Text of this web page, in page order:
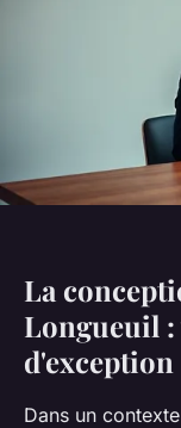
La
Longueuil
d'exception
Dans un